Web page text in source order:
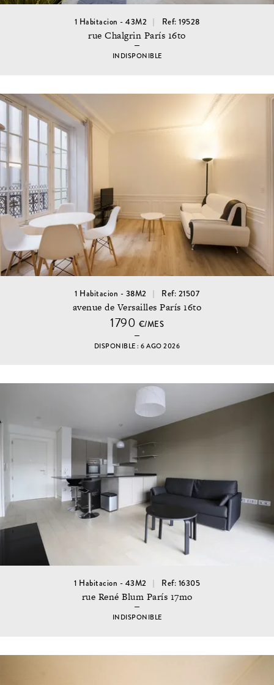
1 Habitacion - 43M2 Ref: 19528
rue Chalgrin París 16to
INDISPONIBLE
1 Habitacion - 38M2 Ref: 21507
avenue de Versailles París 16to
1790 €/MES
DISPONIBLE : 6 AGO 2026
1 Habitacion - 43M2 Ref: 16305
rue René Blum París 17mo
INDISPONIBLE